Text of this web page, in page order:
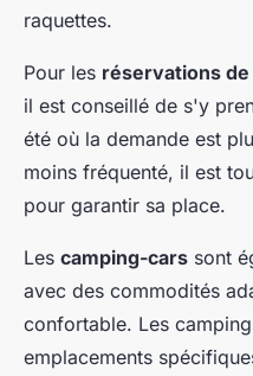
raquettes.
Pour les réservations
il est conseillé de s'y
été où la demande est
moins fréquenté, il est
pour garantir sa place.
Les camping-cars sont
avec des commodités
confortable. Les
emplacements